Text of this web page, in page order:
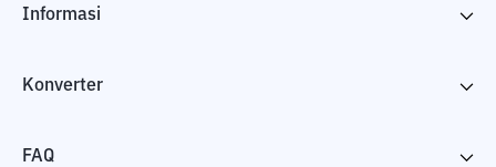
Informasi
Konverter
FAQ